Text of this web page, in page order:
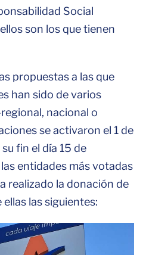
Social
son los que tienen
propuestas a las que
han sido de varios
nacional o
se activaron el 1 de
fin el día 15 de
entidades más votadas
realizado la donación de
las siguientes: